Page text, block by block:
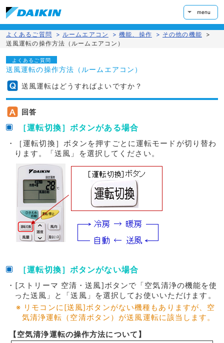
menu
よくあるご質問 > ルームエアコン > 機能、操作 > その他の機能
>
送風運転の操作方法（ルームエアコン）
よくあるご質問
送風運転の操作方法（ルームエアコン）
送風運転はどうすればよいですか？
回答
［運転切換］ボタンがある場合
・［運転切換］ボタンを押すごとに運転モードが切り替わ
ります。「送風」を選択してください。
［運転切換］ボタンがない場合
・[ストリーマ 空清・送風]ボタンで「空気清浄の機能を使
った送風」と「送風」を選択してお使いいただけます。
※ リモコンに[送風]ボタンがない機種もありますが、空
気清浄運転（空清ボタン）が送風運転に該当します。
【空気清浄運転の操作方法について】